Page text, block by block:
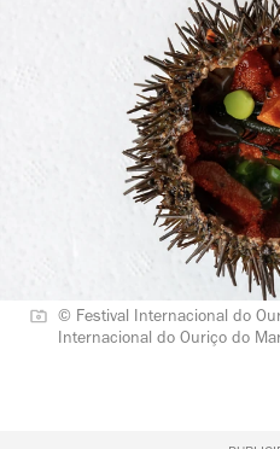
© Festival Internacional do
Internacional do Ouriço do